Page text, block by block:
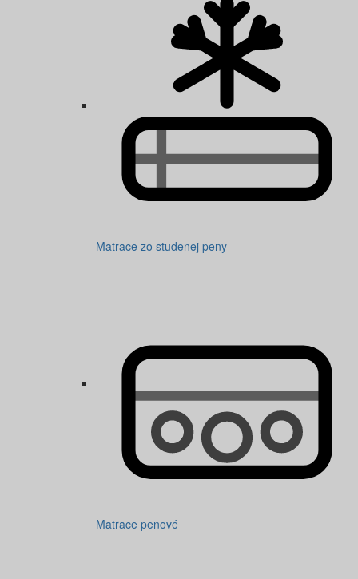
Matrace zo studenej peny
Matrace penové